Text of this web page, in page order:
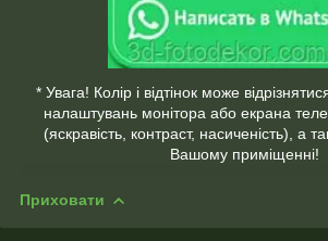
* Увага! Колір і відтінок може
налаштувань монітора або екрана
(яскравість, контраст, насиченість), а
Вашому приміщенні!
Приховати